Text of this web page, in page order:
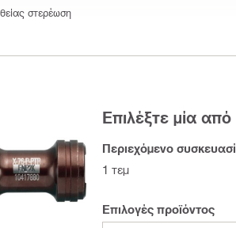
στερέωση
Επιλέξτε μία
Περιεχόμενο
1 τεμ
Επιλογές προϊόντος